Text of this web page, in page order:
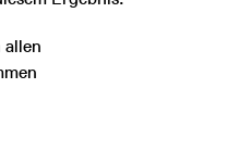
allen